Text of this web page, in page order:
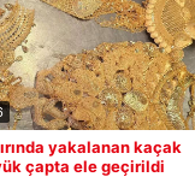
yakalanan kaçak
çapta ele geçirildi